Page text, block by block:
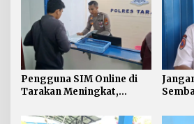
Pengguna SIM Online di
Tarakan Meningkat,
Paling Banyak